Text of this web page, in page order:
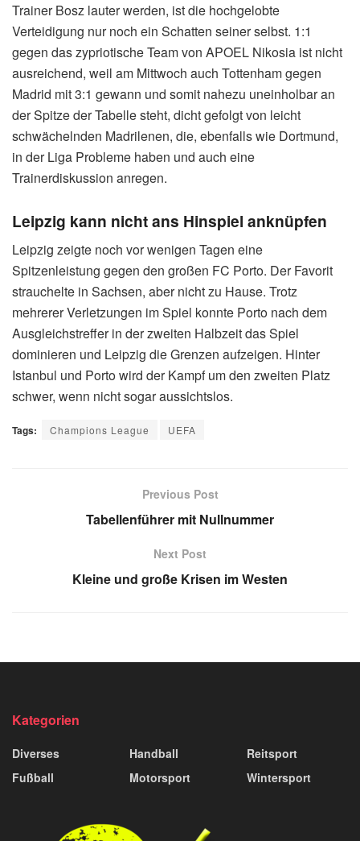
Trainer Bosz lauter werden, ist die hochgelobte
Verteidigung nur noch ein Schatten seiner selbst. 1:1
gegen das zypriotische Team von APOEL Nikosia ist nicht
ausreichend, weil am Mittwoch auch Tottenham gegen
Madrid mit 3:1 gewann und somit nahezu uneinholbar an
der Spitze der Tabelle steht, dicht gefolgt von leicht
schwächelnden Madrilenen, die, ebenfalls wie Dortmund,
in der Liga Probleme haben und auch eine
Trainerdiskussion anregen.
Leipzig kann nicht ans Hinspiel anknüpfen
Leipzig zeigte noch vor wenigen Tagen eine
Spitzenleistung gegen den großen FC Porto. Der Favorit
strauchelte in Sachsen, aber nicht zu Hause. Trotz
mehrerer Verletzungen im Spiel konnte Porto nach dem
Ausgleichstreffer in der zweiten Halbzeit das Spiel
dominieren und Leipzig die Grenzen aufzeigen. Hinter
Istanbul und Porto wird der Kampf um den zweiten Platz
schwer, wenn nicht sogar aussichtslos.
Tags: Champions League UEFA
Previous Post
Tabellenführer mit Nullnummer
Next Post
Kleine und große Krisen im Westen
Kategorien
Diverses
Fußball
Handball
Motorsport
Reitsport
Wintersport